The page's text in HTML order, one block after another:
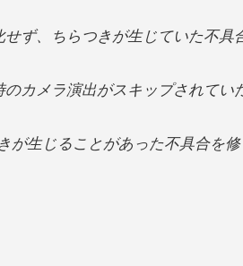
ず、ちらつきが生じていた不具
カメラ演出がスキップされてい
が生じることがあった不具合を修